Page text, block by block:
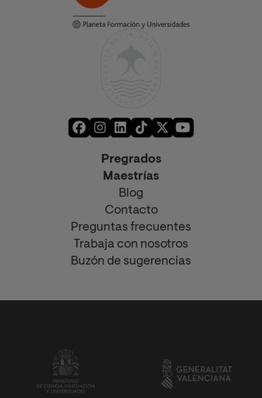
Pregrados
Maestrías
Blog
Contacto
Preguntas frecuentes
Trabaja con nosotros
Buzón de sugerencias